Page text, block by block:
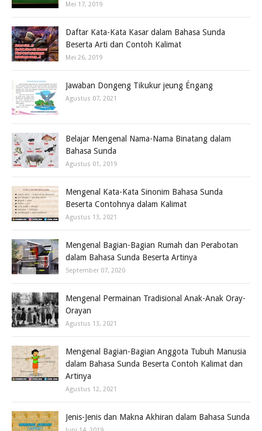
Mei 17, 2019
Daftar Kata-Kata Kasar dalam Bahasa Sunda
Beserta Arti dan Contoh Kalimat
Mei 26, 2019
Jawaban Dongeng Tikukur jeung Éngang
Agustus 07, 2021
Belajar Mengenal Nama-Nama Binatang dalam
Bahasa Sunda
Agustus 01, 2019
Mengenal Kata-Kata Sinonim Bahasa Sunda
Beserta Contohnya dalam Kalimat
Agustus 13, 2021
Mengenal Bagian-Bagian Rumah dan Perabotan
dalam Bahasa Sunda Beserta Artinya
September 07, 2020
Mengenal Permainan Tradisional Anak-Anak Oray-
Orayan
Agustus 13, 2021
Mengenal Bagian-Bagian Anggota Tubuh Manusia
dalam Bahasa Sunda Beserta Contoh Kalimat dan
Artinya
Agustus 12, 2021
Jenis-Jenis dan Makna Akhiran dalam Bahasa Sunda